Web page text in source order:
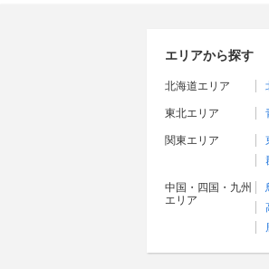
エリアから探す
北海道エリア
東北エリア
関東エリア
中国・四国・九州
エリア